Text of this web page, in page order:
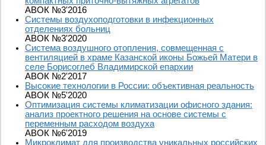
АВОК №3'2016
Системы воздухоподготовки в инфекционных
отделениях больниц
АВОК №3'2020
Система воздушного отопления, совмещенная с
вентиляцией в храме Казанской иконы Божьей Матери в
селе Борисоглеб Владимирской епархии
АВОК №2'2017
Высокие технологии в России: объективная реальность
АВОК №5'2020
Оптимизация системы климатизации офисного здания:
анализ проектного решения на основе системы с
переменным расходом воздуха
АВОК №6'2019
Микроклимат для производства уникальных российских